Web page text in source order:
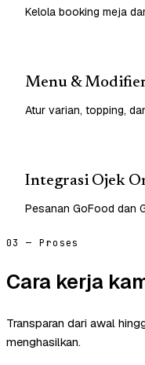
Kelola booking meja
Menu &
Atur varian, topping,
Integrasi Ojek
Pesanan GoFood dan
03 — Proses
Cara kerja
Transparan dari awal
menghasilkan.